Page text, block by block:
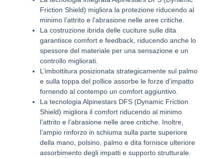
Friction Shield) migliora la protezione riducendo al
minimo l’attrito e l’abrasione nelle aree critiche.
La costruzione ibrida delle cuciture sulle dita
garantisce comfort e feedback, riducendo anche lo
spessore del materiale per una sensazione e un
controllo migliorati.
L’imbottitura posizionata strategicamente sul palmo
e sulla toppa del pollice assorbe le forze d’impatto
fornendo al contempo un comfort aggiuntivo.
La tecnologia Alpinestars DFS (Dynamic Friction
Shield) migliora il comfort riducendo al minimo
l’attrito e l’abrasione nelle aree critiche. Inoltre,
l’ampio rinforzo in schiuma sulla parte superiore
della mano, polsino, palmo e dita fornisce ulteriore
assorbimento degli impatti e supporto strutturale.